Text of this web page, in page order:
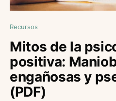
Recursos
Mitos de la
positiva:
engañosas y
(PDF)